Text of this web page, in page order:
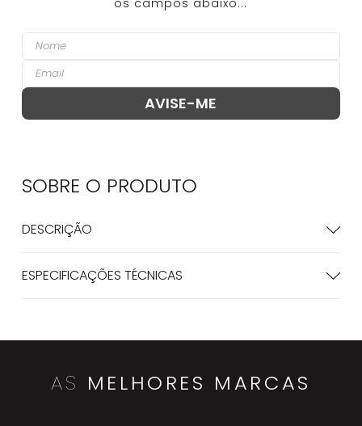
SOBRE O PRODUTO
DESCRIÇÃO
ESPECIFICAÇÕES TÉCNICAS
AS MELHORES MARCAS